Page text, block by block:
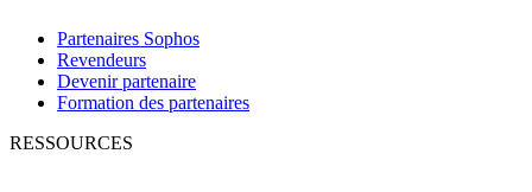
Partenaires Sophos
Revendeurs
Devenir partenaire
Formation des partenaires
RESSOURCES